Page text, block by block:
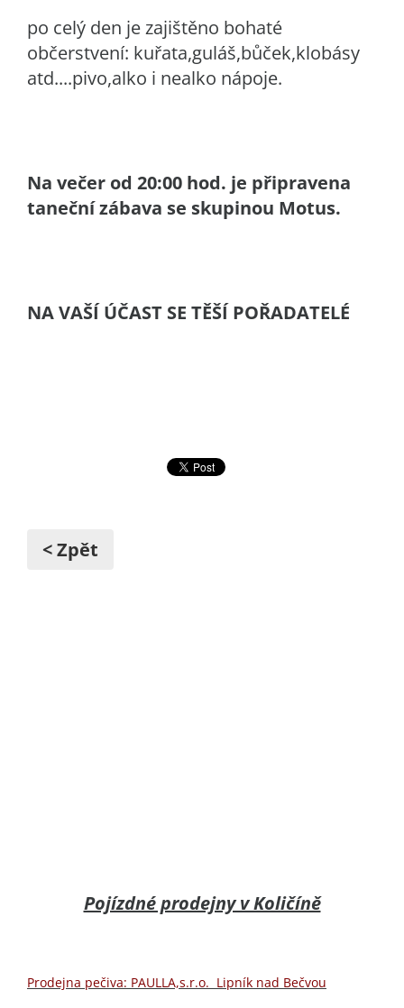
po celý den je zajištěno bohaté
občerstvení: kuřata,guláš,bůček,klobásy
atd....pivo,alko i nealko nápoje.
Na večer od 20:00 hod. je připravena
taneční zábava se skupinou Motus.
NA VAŠÍ ÚČAST SE TĚŠÍ POŘADATELÉ
< Zpět
Pojízdné prodejny v Količíně
Prodejna pečiva: PAULLA,s.r.o. Lipník nad Bečvou